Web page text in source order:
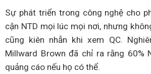
Sự phát triển trong công nghệ cho
cận NTD mọi lúc mọi nơi, nhưng
cũng kiên nhẫn khi xem QC.
Millward Brown đã chỉ ra rằng 60%
quảng cáo nếu họ có thể.